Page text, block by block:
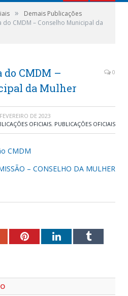
»
Demais Publicações
do CMDM – Conselho Municipal da
CMDM –
da Mulher
0
DE 2023
OFICIAIS, PUBLICAÇÕES OFICIAIS
CMDM
– CONSELHO DA MULHER
PinterestLinkedInTumblr